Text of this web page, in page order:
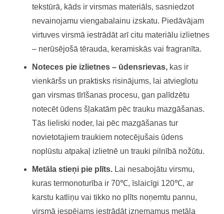
tekstūrā, kāds ir virsmas materiāls, sasniedzot
nevainojamu viengabalainu izskatu. Piedāvājam
virtuves virsmā iestrādāt arī citu materiālu izlietnes
– nerūsējošā tērauda, keramiskās vai fragranīta.
Noteces pie izlietnes – ūdensrievas, kas ir
vienkāršs un praktisks risinājums, lai atvieglotu
gan virsmas tīrīšanas procesu, gan palīdzētu
notecēt ūdens šļakatām pēc trauku mazgāšanas.
Tās lieliski noder, lai pēc mazgāšanas tur
novietotajiem traukiem notecējušais ūdens
noplūstu atpakaļ izlietnē un trauki pilnībā nožūtu.
Metāla stieņi pie plīts. Lai nesabojātu virsmu,
kuras termonoturība ir 70℃, īslaicīgi 120℃, ar
karstu katliņu vai tikko no plīts noņemtu pannu,
virsmā iespējams iestrādāt izņemamus metāla